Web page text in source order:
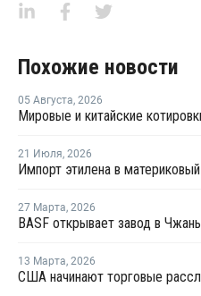
Похожие новости
05 Августа, 2026
21 Июля, 2026
27 Марта, 2026
BASF открывает завод в
13 Марта, 2026